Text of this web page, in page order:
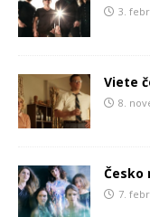
3.
Viete
8.
Česko
7.